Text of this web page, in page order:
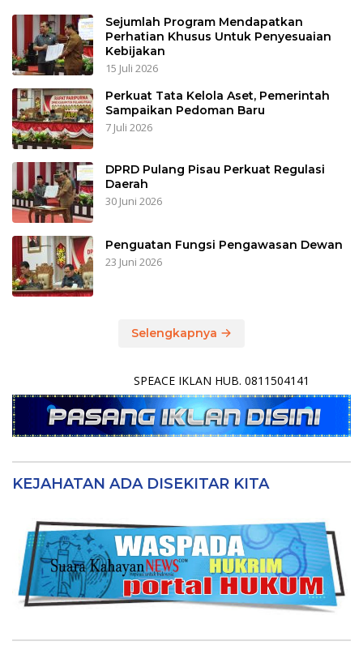
Sejumlah Program Mendapatkan
Perhatian Khusus Untuk Penyesuaian
Kebijakan
15 Juli 2026
Perkuat Tata Kelola Aset, Pemerintah
Sampaikan Pedoman Baru
7 Juli 2026
DPRD Pulang Pisau Perkuat Regulasi
Daerah
30 Juni 2026
Penguatan Fungsi Pengawasan Dewan
23 Juni 2026
Selengkapnya
SPEACE IKLAN HUB. 0811504141
KEJAHATAN ADA DISEKITAR KITA